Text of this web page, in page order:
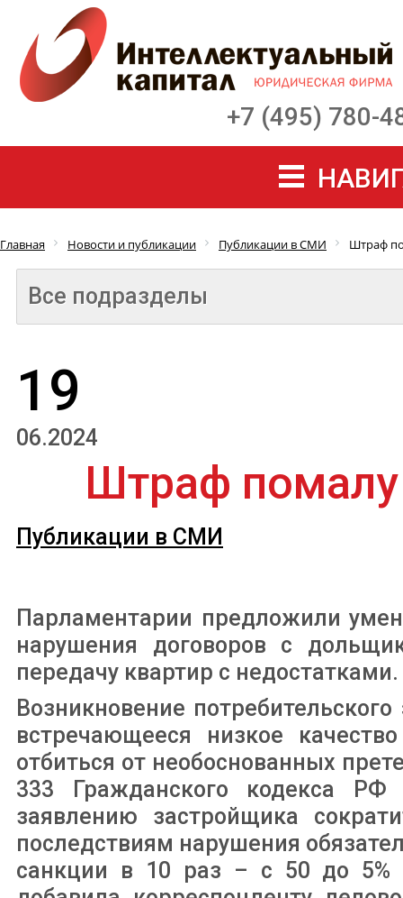
+7 (495) 780-
Главная Новости и публикации Публикации в СМИ Штраф
19
06.2024
Штраф помалу
Публикации в СМИ
Парламентарии предложили
нарушения договоров с
передачу квартир с недостатками.
Возникновение
встречающееся низкое
отбиться от необоснованных
333 Гражданского кодекса РФ
заявлению застройщика
последствиям нарушения
санкции в 10 раз – с 50 до 5%
Все подразделы